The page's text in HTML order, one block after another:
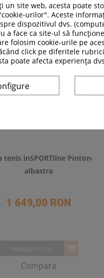
tenis inSPORTline Pinton-
albastra
1 649,00 RON
Compara
un site web, acesta poate
urilor". Aceste
dispozitivul dvs.
a face ca site-ul să
folosim cookie-urile pe
click pe diferitele
poate afecta experiența